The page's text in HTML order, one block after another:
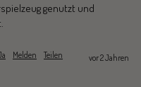
genutzt und
Melden Teilen vor 2 Jahren